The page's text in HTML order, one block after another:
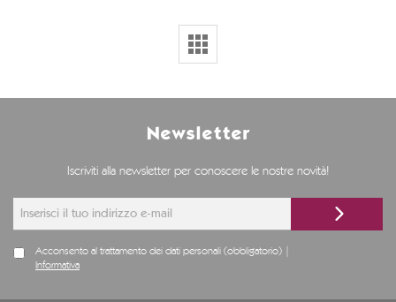
Newsletter
Iscriviti alla newsletter per conoscere le nostre novità!
Acconsento al trattamento dei dati personali (obbligatorio) |
Informativa